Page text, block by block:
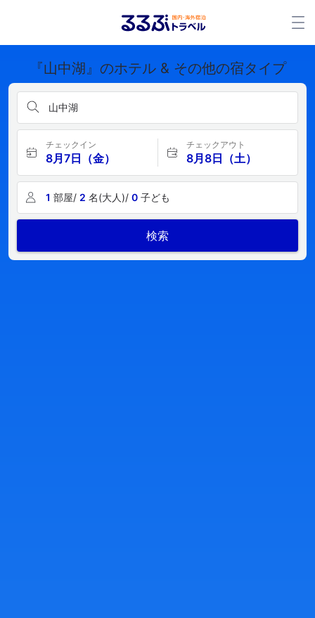
『山中湖』のホテル & その他の宿タイプ
山中湖
チェックイン
8月7日（金）
チェックアウト
8月8日（土）
1 部屋/ 2 名(大人)/ 0 子ども
検索